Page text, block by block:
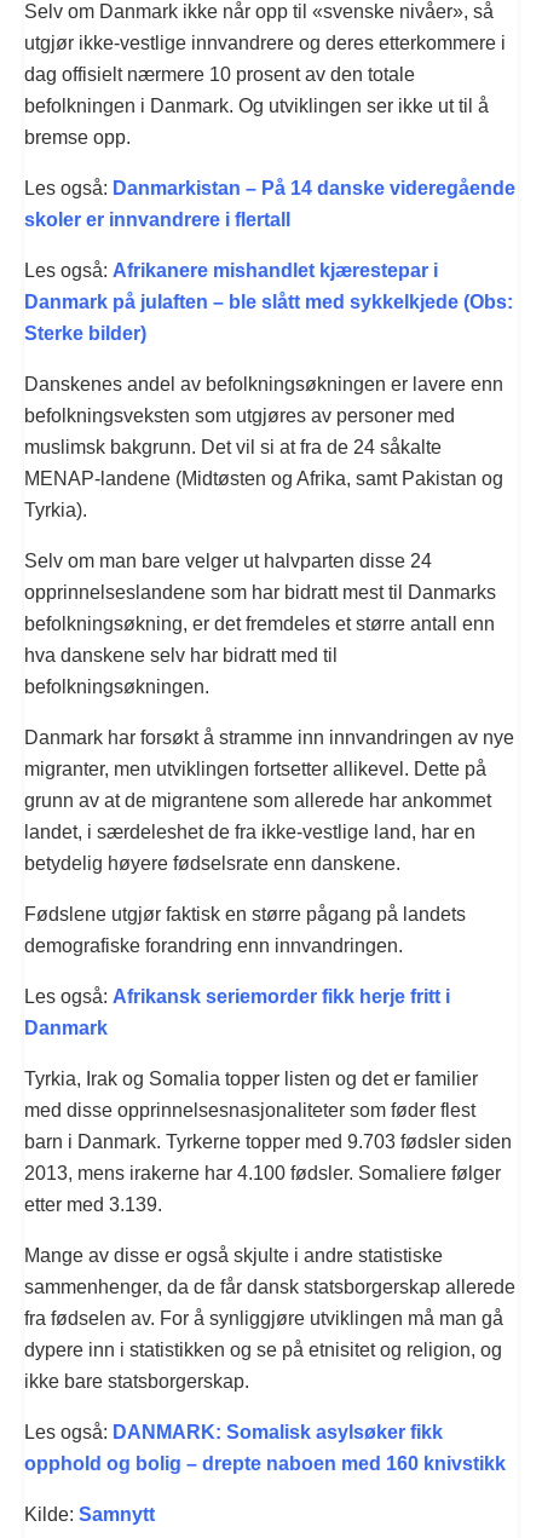
Selv om Danmark ikke når opp til «svenske nivåer», så
utgjør ikke-vestlige innvandrere og deres etterkommere i
dag offisielt nærmere 10 prosent av den totale
befolkningen i Danmark. Og utviklingen ser ikke ut til å
bremse opp.
Les også: Danmarkistan – På 14 danske videregående
skoler er innvandrere i flertall
Les også: Afrikanere mishandlet kjærestepar i
Danmark på julaften – ble slått med sykkelkjede (Obs:
Sterke bilder)
Danskenes andel av befolkningsøkningen er lavere enn
befolkningsveksten som utgjøres av personer med
muslimsk bakgrunn. Det vil si at fra de 24 såkalte
MENAP-landene (Midtøsten og Afrika, samt Pakistan og
Tyrkia).
Selv om man bare velger ut halvparten disse 24
opprinnelseslandene som har bidratt mest til Danmarks
befolkningsøkning, er det fremdeles et større antall enn
hva danskene selv har bidratt med til
befolkningsøkningen.
Danmark har forsøkt å stramme inn innvandringen av nye
migranter, men utviklingen fortsetter allikevel. Dette på
grunn av at de migrantene som allerede har ankommet
landet, i særdeleshet de fra ikke-vestlige land, har en
betydelig høyere fødselsrate enn danskene.
Fødslene utgjør faktisk en større pågang på landets
demografiske forandring enn innvandringen.
Les også: Afrikansk seriemorder fikk herje fritt i
Danmark
Tyrkia, Irak og Somalia topper listen og det er familier
med disse opprinnelsesnasjonaliteter som føder flest
barn i Danmark. Tyrkerne topper med 9.703 fødsler siden
2013, mens irakerne har 4.100 fødsler. Somaliere følger
etter med 3.139.
Mange av disse er også skjulte i andre statistiske
sammenhenger, da de får dansk statsborgerskap allerede
fra fødselen av. For å synliggjøre utviklingen må man gå
dypere inn i statistikken og se på etnisitet og religion, og
ikke bare statsborgerskap.
Les også: DANMARK: Somalisk asylsøker fikk
opphold og bolig – drepte naboen med 160 knivstikk
Kilde: Samnytt